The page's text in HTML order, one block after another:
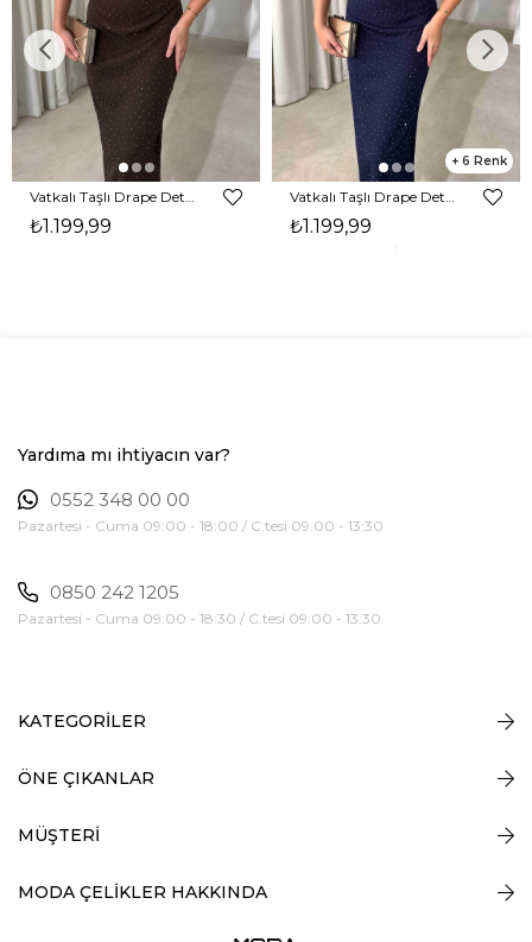
₺1.199,99
6
₺1.199,99
Yardıma mı ihtiyacın var?
0552 348 00 00
Pazartesi - Cuma 09:00 - 18:00 / C.tesi 09:00 - 13:30
0850 242 1205
Pazartesi - Cuma 09:00 - 18:30 / C.tesi 09:00 - 13:30
KATEGORİLER
ÖNE ÇIKANLAR
MÜŞTERİ
MODA ÇELİKLER HAKKINDA